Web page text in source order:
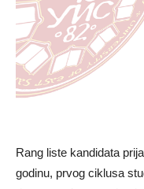
Rang liste kandidata
godinu, prvog ciklusa